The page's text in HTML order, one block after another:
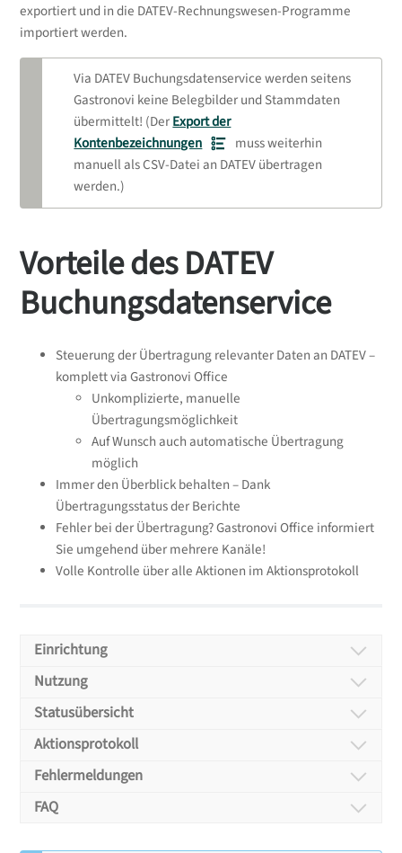
Wir können keine Gewähr für die Richtigkeit,
Vollständigkeit oder Aktualität der
bereitgestellten Informationen
übernehmen. Die Nutzung der
Informationen erfolgt auf eigenes Risiko.
exportiert und in die DATEV-Rechnungswesen-Programme
importiert werden.
Via DATEV Buchungsdatenservice werden seitens
Gastronovi keine Belegbilder und Stammdaten
übermittelt! (DerExport der
Kontenbezeichnungen
muss weiterhin
manuell als CSV-Datei an DATEV übertragen
werden.)
Vorteile des DATEV
Buchungsdatenservice
Steuerung der Übertragung relevanter Daten an DATEV –
komplett via Gastronovi Office
Unkomplizierte, manuelle
Übertragungsmöglichkeit
Auf Wunsch auch automatische Übertragung
möglich
Immer den Überblick behalten – Dank
Übertragungsstatus der Berichte
Fehler bei der Übertragung? Gastronovi Office informiert
Sie umgehend über mehrere Kanäle!
Volle Kontrolle über alle Aktionen im Aktionsprotokoll
Einrichtung
DATEV
Buchungsdatenservic
e – Einrichtung
Nutzung
DATEV
Buchungsdatenservic
e – Nutzung
Statusübersicht
DATEV
Buchungsdatenservic
e – Statusübersicht
Aktionsprotokoll
DATEV
Buchungsdatenservic
Fehlermeldungen
DATEV
FAQ
FAQ